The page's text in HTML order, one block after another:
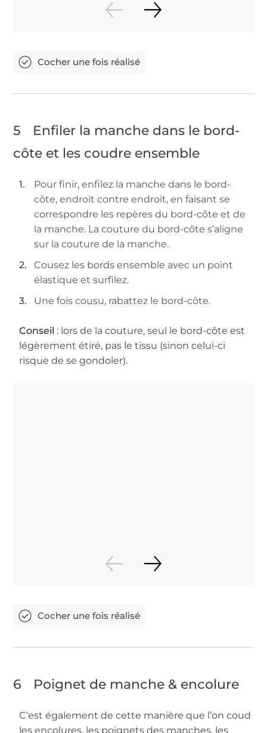
5
Enfiler la manche dans le bord-
côte et les coudre ensemble
Pour finir, enfilez la manche dans le bord-
côte, endroit contre endroit, en faisant se
correspondre les repères du bord-côte et de
la manche. La couture du bord-côte s’aligne
sur la couture de la manche.
Cousez les bords ensemble avec un point
élastique et surfilez.
Une fois cousu, rabattez le bord-côte.
Conseil : lors de la couture, seul le bord-côte est
légèrement étiré, pas le tissu (sinon celui-ci
risque de se gondoler).
6 Poignet de manche & encolure
C’est également de cette manière que l’on coud
les encolures, les poignets des manches, les